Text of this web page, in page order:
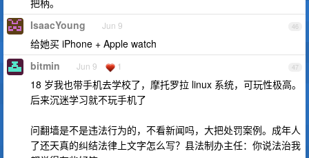
把柄。
46
IsaacYoung Jun 9
给她买 iPhone + Apple watch
47
bitmin Jun 9 1
18 岁我也带手机去学校了，摩托罗拉 linux 系统，可玩性极高。
后来沉迷学习就不玩手机了
问翻墙是不是违法行为的，不看新闻吗，大把处罚案例。成年人
了还天真的纠结法律上文字怎么写？县法制办主任：你说法治我